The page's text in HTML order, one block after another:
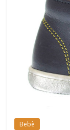
Bebè